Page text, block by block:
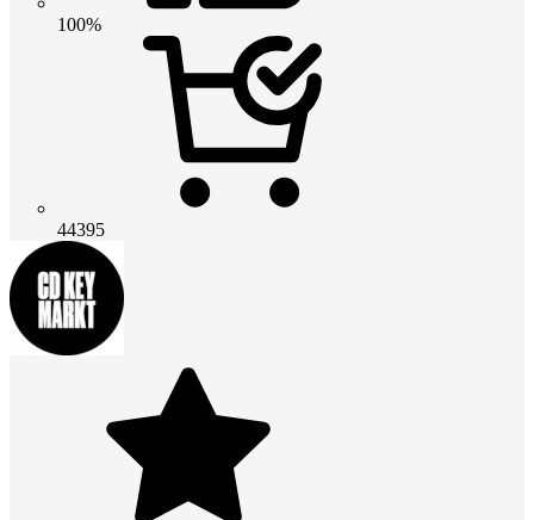
100%
44395